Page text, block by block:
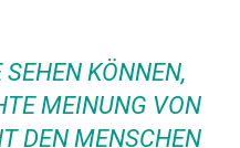
SEHEN KÖNNEN,
MEINUNG VON
DEN MENSCHEN